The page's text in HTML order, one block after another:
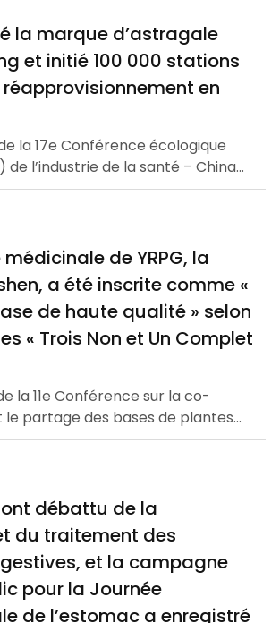
la marque d’astragale
et initié 100 000 stations
en
la 17e Conférence écologique
l’industrie de la santé – China
Ecology Organization 2024
officiellement initié 100 000
de réapprovisionnement en
ainsi aux partenaires des
de nouvelles opportunités de
le marketing de la santé.
de YRPG, la
a été inscrite comme «
de haute qualité » selon
« Trois Non et Un Complet
la 11e Conférence sur la co-
partage des bases de plantes
tenue à Tianjin, la variété de
Jiangsu Longfengtang
Medicine Co., Ltd. (ci-après
») a été sélectionnée
des « variétés de bases de
de haute qualité » selon le
Non et Un Complet ».
de plantation de Dan
ont débattu de la
du traitement des
et la campagne
pour la Journée
de l’estomac a enregistré